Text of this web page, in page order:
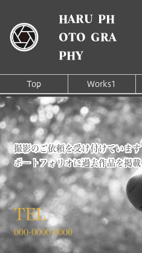
HARU PH
OTO GRA
PHY
Top Works1
撮影のご依頼を受け付けています
ポートフォリオに過去作品を掲載
TEL
000-0000-0000